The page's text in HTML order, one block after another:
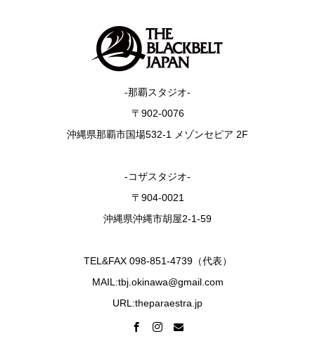
-那覇スタジオ-
〒902-0076
沖縄県那覇市国場532-1 メゾンセピア 2F
-コザスタジオ-
〒904-0021
沖縄県沖縄市胡屋2-1-59
TEL&FAX 098-851-4739（代表）
MAIL:tbj.okinawa@gmail.com
URL:theparaestra.jp